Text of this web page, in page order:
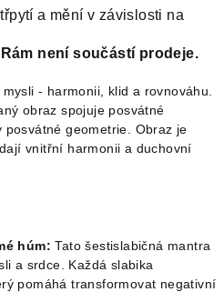
a mění v závislosti na
Rám není součástí prodeje.
- harmonii, klid a rovnováhu.
obraz spojuje posvátné
posvátné geometrie. Obraz je
vnitřní harmonii a duchovní
húm: Tato šestislabičná mantra
a srdce. Každá slabika
pomáhá transformovat negativní